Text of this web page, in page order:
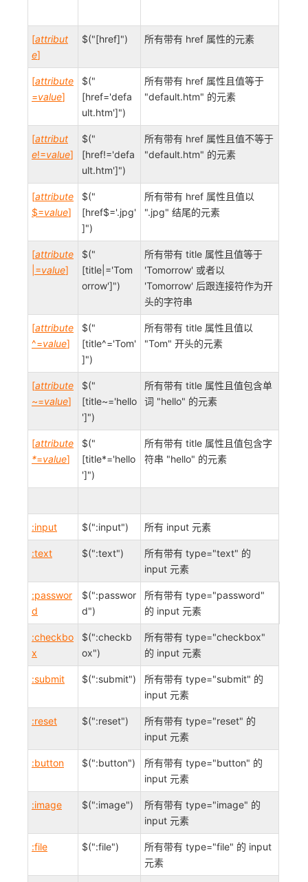
[attribut
e]
$("[href]") 所有带有 href 属性的元素
[attribute
=value]
$("
[href='defa
ult.htm']")
所有带有 href 属性且值等于
"default.htm" 的元素
[attribut
e!=value]
$("
[href!='defa
ult.htm']")
所有带有 href 属性且值不等于
"default.htm" 的元素
[attribute
$=value]
$("
[href$='.jpg'
]")
所有带有 href 属性且值以
".jpg" 结尾的元素
[attribute
|=value]
$("
[title|='Tom
orrow']")
所有带有 title 属性且值等于
'Tomorrow' 或者以
'Tomorrow' 后跟连接符作为开
头的字符串
[attribute
^=value]
$("
[title^='Tom'
]")
所有带有 title 属性且值以
"Tom" 开头的元素
[attribute
~=value]
$("
[title~='hello
']")
所有带有 title 属性且值包含单
词 "hello" 的元素
[attribute
*=value]
$("
[title*='hello
']")
所有带有 title 属性且值包含字
符串 "hello" 的元素
:input $(":input") 所有 input 元素
:text $(":text")
所有带有 type="text" 的
input 元素
:passwor
d
$(":passwor
d")
所有带有 type="password"
的 input 元素
:checkbo
x
$(":checkb
ox")
所有带有 type="checkbox"
的 input 元素
:submit $(":submit")
所有带有 type="submit" 的
input 元素
:reset $(":reset")
所有带有 type="reset" 的
input 元素
:button $(":button")
所有带有 type="button" 的
input 元素
:image $(":image")
所有带有 type="image" 的
input 元素
:file $(":file")
所有带有 type="file" 的 input
元素